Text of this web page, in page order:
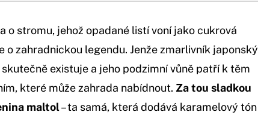
o stromu, jehož opadané listí voní jako cukrová
o zahradnickou legendu. Jenže zmarlivník japonský
skutečně existuje a jeho podzimní vůně patří k těm
které může zahrada nabídnout. Za tou sladkou
maltol– ta samá, která dodává karamelový tón